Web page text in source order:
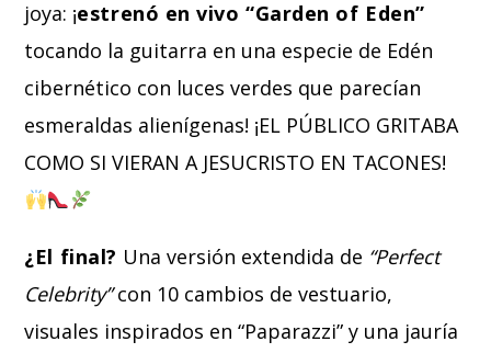
joya: ¡estrenó en vivo “Garden of Eden”
tocando la guitarra en una especie de Edén
cibernético con luces verdes que parecían
esmeraldas alienígenas! ¡EL PÚBLICO GRITABA
COMO SI VIERAN A JESUCRISTO EN TACONES!
¿El final? Una versión extendida de “Perfect
Celebrity”con 10 cambios de vestuario,
visuales inspirados en “Paparazzi” y una jauría